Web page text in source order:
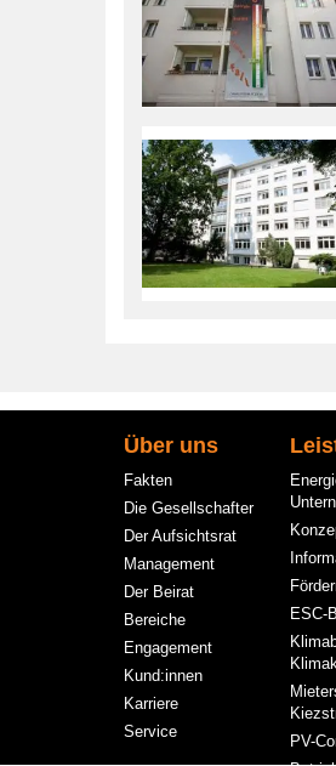
Über uns
Fakten
Die Gesellschafter
Der Aufsichtsrat
Management
Der Beirat
Bereiche
Engagement
Kund:innen
Karriere
Service
ESC-
PV-